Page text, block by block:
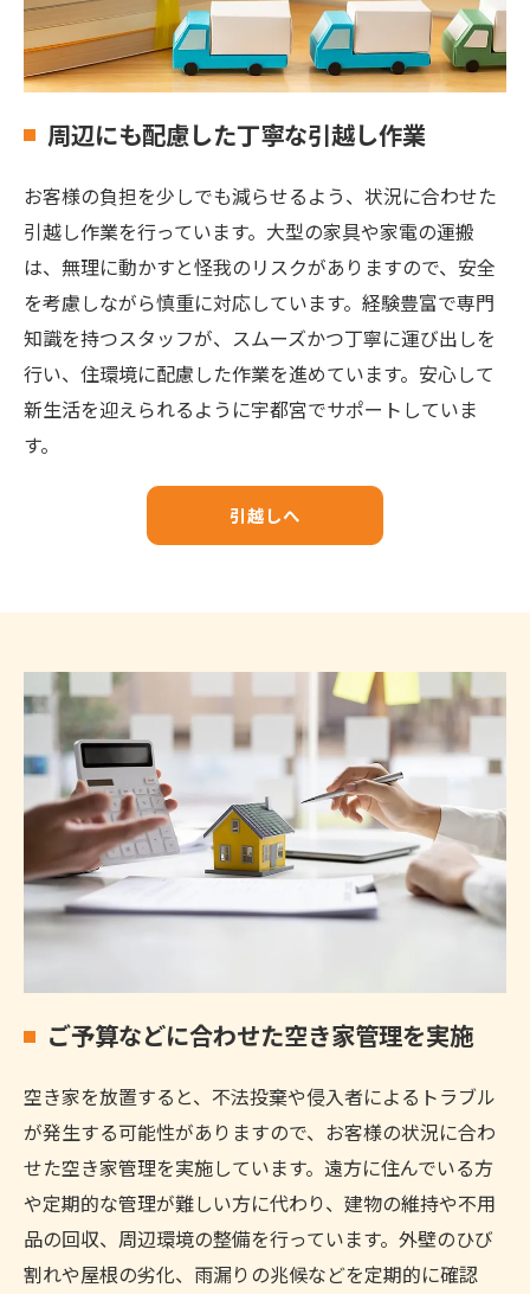
周辺にも配慮した丁寧な引越し作業
お客様の負担を少しでも減らせるよう、状況に合わせた
引越し作業を行っています。大型の家具や家電の運搬
は、無理に動かすと怪我のリスクがありますので、安全
を考慮しながら慎重に対応しています。経験豊富で専門
知識を持つスタッフが、スムーズかつ丁寧に運び出しを
行い、住環境に配慮した作業を進めています。安心して
新生活を迎えられるように宇都宮でサポートしていま
す。
引越しへ
ご予算などに合わせた空き家管理を実施
空き家を放置すると、不法投棄や侵入者によるトラブル
が発生する可能性がありますので、お客様の状況に合わ
せた空き家管理を実施しています。遠方に住んでいる方
や定期的な管理が難しい方に代わり、建物の維持や不用
品の回収、周辺環境の整備を行っています。外壁のひび
割れや屋根の劣化、雨漏りの兆候などを定期的に確認